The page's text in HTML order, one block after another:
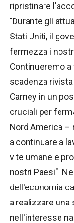
ripristinare
"Durante gli
Stati Uniti, il
fermezza i
Continueremo
scadenza rivista
Carney in un
cruciali per
Nord America –
a continuare a
vite umane e
nostri Paesi".
dell'economia
a realizzare
nell'interesse